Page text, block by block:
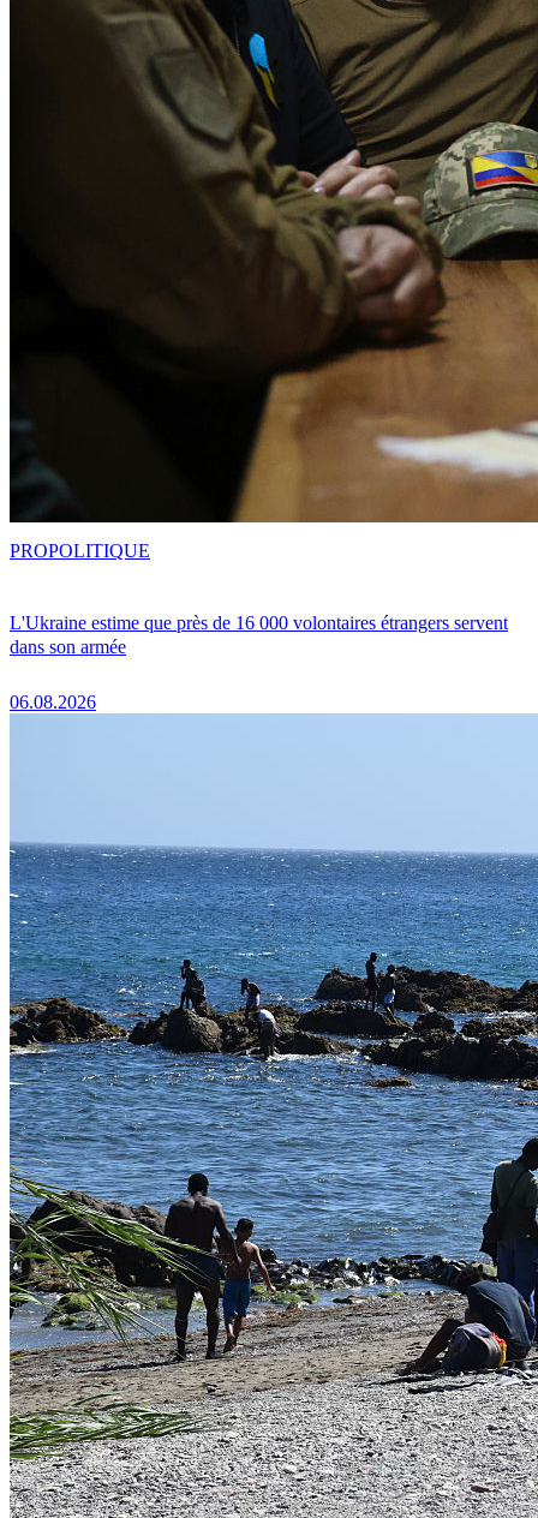
L'Ukraine estime que près de 16 000 volontaires étrangers servent
dans son armée
06.08.2026
PROPOLITIQUE